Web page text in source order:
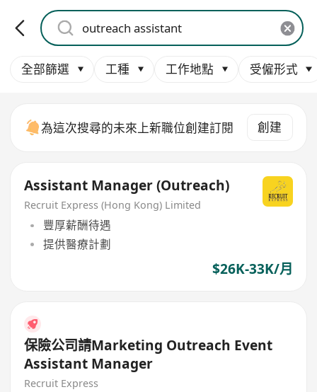
全部篩選 工種 工作地點 受僱形式
為這次搜尋的未來上新職位創建訂閱 創建
Assistant Manager (Outreach)
Recruit Express (Hong Kong) Limited
豐厚薪酬待遇
提供醫療計劃
$26K-33K/月
保險公司請Marketing Outreach Event
Assistant Manager
Recruit Express